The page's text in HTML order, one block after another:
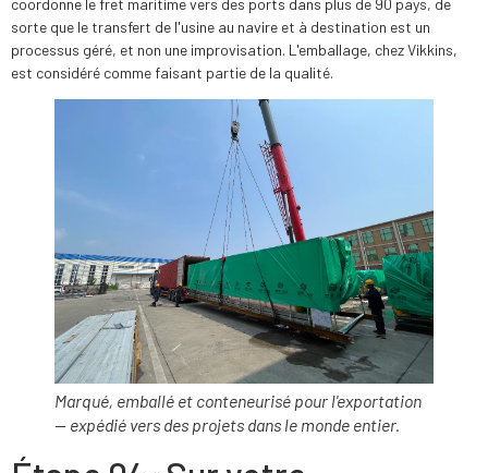
coordonne le fret maritime vers des ports dans plus de 90 pays, de
sorte que le transfert de l'usine au navire et à destination est un
processus géré, et non une improvisation. L'emballage, chez Vikkins,
est considéré comme faisant partie de la qualité.
Marqué, emballé et conteneurisé pour l'exportation
— expédié vers des projets dans le monde entier.